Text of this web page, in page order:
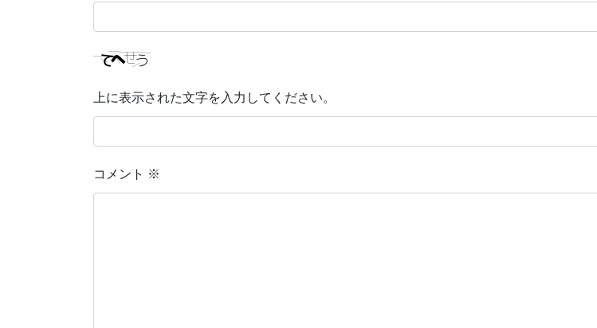
上に表示された文字を入力してください。
コメント ※